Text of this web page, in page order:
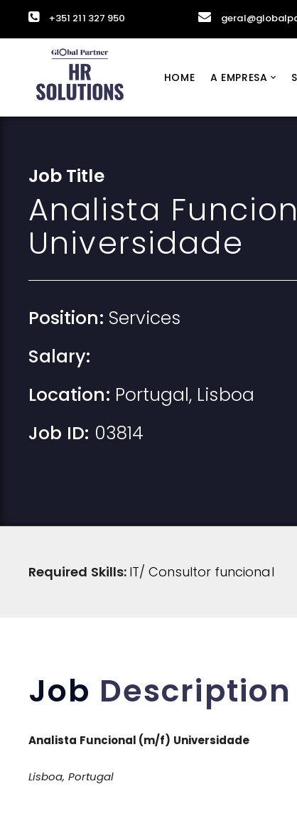
+351 211 327 950
HOME A EMPRESA
Job Title
Analista
Universidade
Position: Services
Salary:
Location: Portugal, Lisboa
Job ID: 03814
Required Skills: IT/ Consultor funcional
Job Description
Analista Funcional (m/f) Universidade
Lisboa, Portugal